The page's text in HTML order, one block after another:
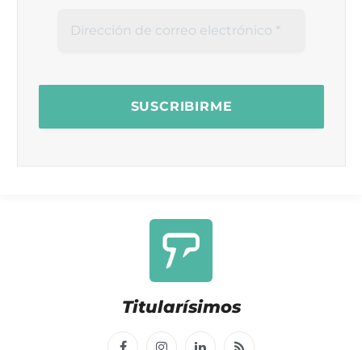
Titularísimos